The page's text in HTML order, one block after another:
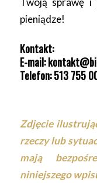
pieniądze!
Kontakt:
E-mail:
Telefon: 513 755
Zdjęcie
rzeczy lub
mają
niniejszego